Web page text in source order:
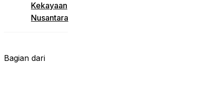
Kekayaan
Nusantara
Bagian dari